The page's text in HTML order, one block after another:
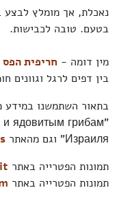
נאכלת, אך מומלץ לבצע
בטעם. טובה לכבישות.
מין דומה -חריפית הפס
בין דפים לרגל וגוונים
בתאור השתמשנו במידע
и ядовитым грибам
Израиля" וגם מהאתר
תמונות הפטרייה באתר
תמונות הפטרייה באתר